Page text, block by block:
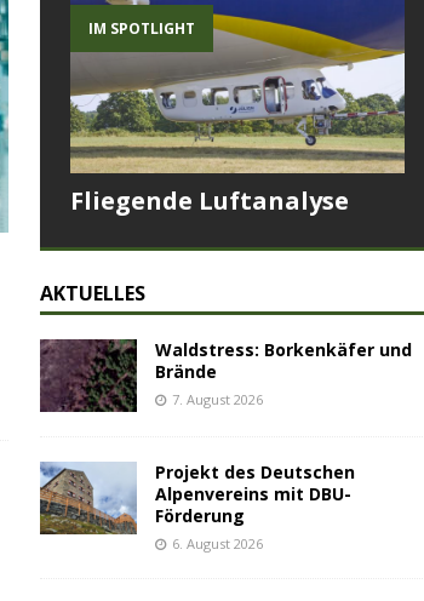
IM SPOTLIGHT
Fliegende Luftanalyse
AKTUELLES
Waldstress: Borkenkäfer und
Brände
7. August 2026
Projekt des Deutschen
Alpenvereins mit DBU-
Förderung
6. August 2026